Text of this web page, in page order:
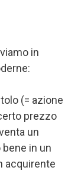
in
(= azione
prezzo
un
in un
acquirente